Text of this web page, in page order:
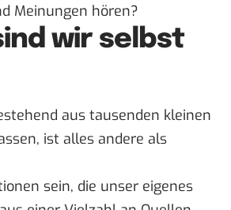
Meinungen hören?
wir selbst
aus tausenden kleinen
ist alles andere als
sein, die unser eigenes